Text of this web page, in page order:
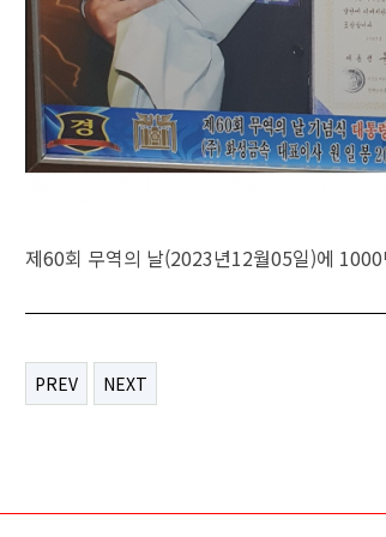
제60회 무역의 날(2023년12월05일)에
PREV NEXT